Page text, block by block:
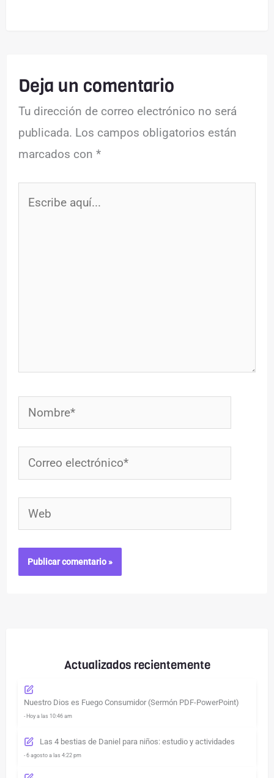
Actualizados recientemente
Nuestro Dios es Fuego Consumidor (Sermón PDF-PowerPoint)
- Hoy a las 10:46 am
Las 4 bestias de Daniel para niños: estudio y actividades
- 6 agosto a las 4:22 pm
Deja un comentario
Tu dirección de correo electrónico no será
publicada. Los campos obligatorios están
marcados con*
Nombre*
Correo
electrónico*
Web